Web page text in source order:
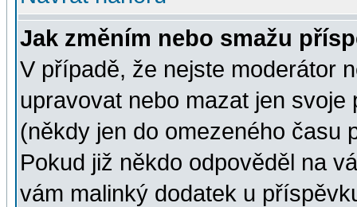
Jak změním nebo smažu
V případě, že nejste moderátor
upravovat nebo mazat jen
(někdy jen do omezeného
Pokud již někdo odpověděl na
vám malinký dodatek u